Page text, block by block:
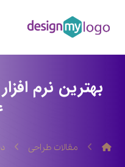
بهترین نرم‌
مقالات طراحی